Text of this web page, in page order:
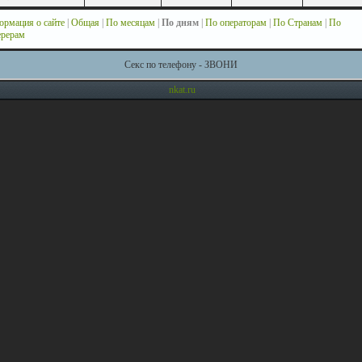
о сайте Общая По месяцам По дням По операторам По Странам По
Секс по телефону - ЗВОНИ
nkat.ru